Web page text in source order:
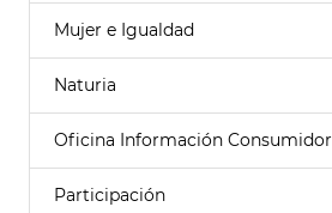
Mujer e Igualdad
Naturia
Oficina Información Consumidor
Participación